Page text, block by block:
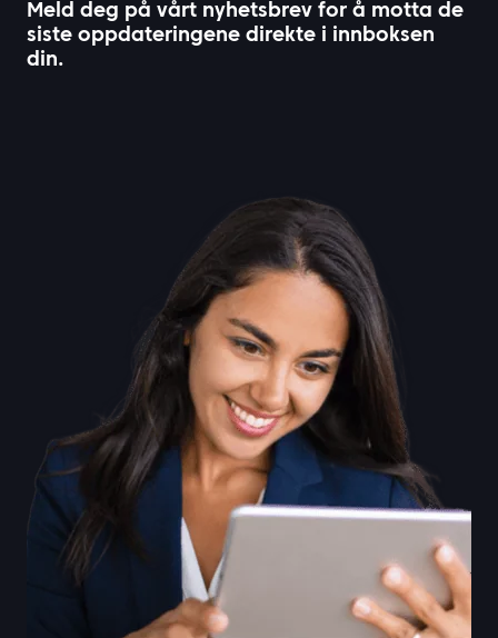
Meld deg på vårt nyhetsbrev for å motta de
siste oppdateringene direkte i innboksen
din.